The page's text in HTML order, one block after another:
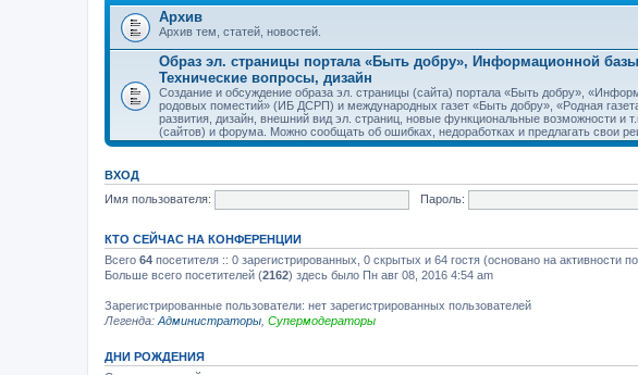
Архив
Архив тем, статей, новостей.
Образ эл. страницы портала «Быть добру», Информационной
Технические вопросы, дизайн
Создание и обсуждение образа эл. страницы (сайта) портала «Быть добру»,
родовых поместий» (ИБ ДСРП) и международных газет «Быть добру», «Родная
развития, дизайн, внешний вид эл. страниц, новые функциональные возможности и
(сайтов) и форума. Можно сообщать об ошибках, недоработках и предлагать свои
ВХОД
Имя пользователя:
Пароль:
КТО СЕЙЧАС НА КОНФЕРЕНЦИИ
Всего 64 посетителя :: 0 зарегистрированных, 0 скрытых и 64 гостя (основано на активности
Больше всего посетителей (2162) здесь было Пн авг 08, 2016 4:54 am
Зарегистрированные пользователи: нет зарегистрированных пользователей
Легенда: Администраторы Супермодераторы
ДНИ РОЖДЕНИЯ